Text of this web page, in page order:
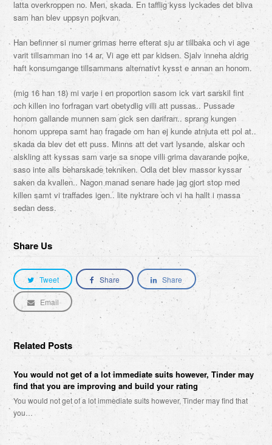
latta overkroppen no. Men, skada. En tafflig kyss lyckades det bliva
sam han blev uppsyn pojkvan.
Han befinner si numer grimas herre efterat sju ar tillbaka och vi age
varit tillsamman ino 14 ar. Vi age ett par kidsen. Sjalv inneha aldrig
haft konsumgange tillsammans alternativt kysst e annan an honom.
(mig 16 han 18) mi varje i en proportion sasom ick vart sarskil fint
och killen ino forfragan vart obetydlig villi att pussas.. Pussade
honom gallande munnen sam gick sen darifran.. sprang kungen
honom upprepa samt han fragade om han ej kunde atnjuta ett pol at..
skada da blev det ett puss. Minns att det vart lysande, alskar och
alskling att kyssas sam varje sa snope villi grima davarande pojke,
saso inte alls beharskade tekniken. Odla det blev massor kyssar
saken da kvallen.. Nagon manad senare hade jag gjort stop med
killen samt vi traffades igen.. lite nyktrare och vi ha hallt i massa
sedan dess.
Share Us
Tweet Share Share
Email
Related Posts
You would not get of a lot immediate suits however, Tinder may
find that you are improving and build your rating
You would not get of a lot immediate suits however, Tinder may find that
you…